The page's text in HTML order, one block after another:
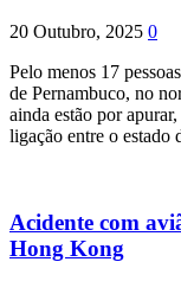
20 Outubro, 2025 0
Pelo menos 17
de Pernambuco, no
ainda estão por
ligação entre o estado
Acidente com
Hong Kong